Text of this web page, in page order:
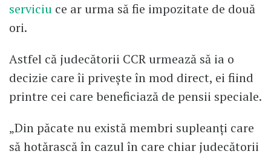
serviciu ce ar urma să fie impozitate de două
ori.
Astfel că judecătorii CCR urmează să ia o
decizie care îi privește în mod direct, ei fiind
printre cei care beneficiază de pensii speciale.
„Din păcate nu există membri supleanți care
să hotărască în cazul în care chiar judecătorii